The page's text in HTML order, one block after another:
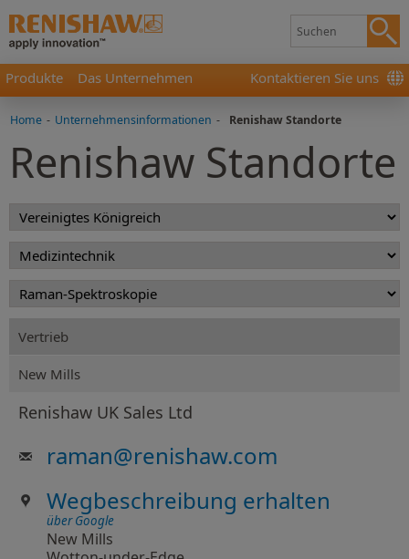
Produkte Das Unternehmen Kontaktieren Sie uns
Home - Unternehmensinformationen - Renishaw Standorte
Renishaw Standorte
Vertrieb
New Mills
Renishaw UK Sales Ltd
raman@renishaw.com
Wegbeschreibung erhalten
über Google
New Mills